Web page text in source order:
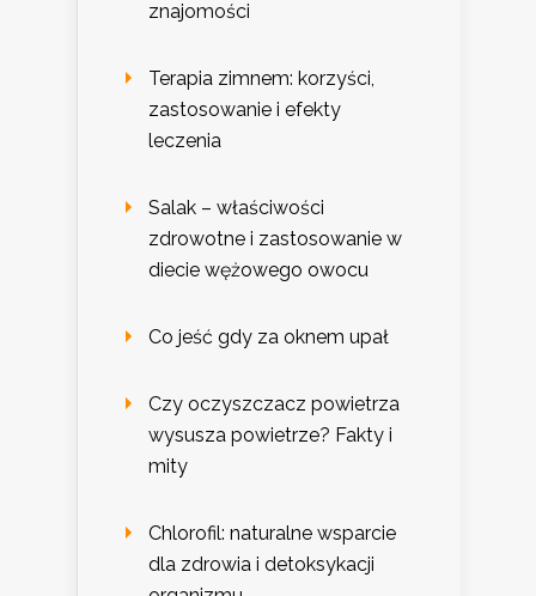
znajomości
Terapia zimnem: korzyści,
zastosowanie i efekty
leczenia
Salak – właściwości
zdrowotne i zastosowanie w
diecie wężowego owocu
Co jeść gdy za oknem upał
Czy oczyszczacz powietrza
wysusza powietrze? Fakty i
mity
Chlorofil: naturalne wsparcie
dla zdrowia i detoksykacji